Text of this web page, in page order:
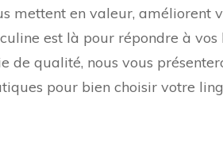
devraient-
opter
pour
une
lingerie
mettent en valeur, améliorent
est là pour répondre à vos
de qualité, nous vous
pour bien choisir votre